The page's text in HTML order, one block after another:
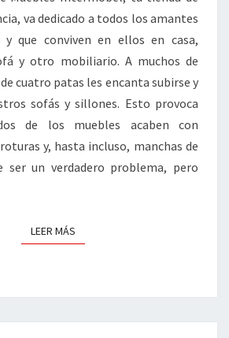
va dedicado a todos los amantes
que conviven en ellos en casa,
y otro mobiliario. A muchos de
cuatro patas les encanta subirse y
sofás y sillones. Esto provoca
de los muebles acaben con
y, hasta incluso, manchas de
ser un verdadero problema, pero
LEER MÁSLEER MÁS